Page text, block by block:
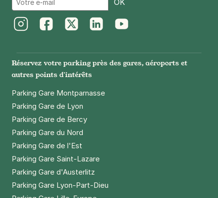
2,50 €/heure,21 €/jour,86 €/semaine
Réserver
Paris - Alésia - Jean Moulin
75014Paris
4,5
+ Abonnements disponibles
Montrouge - Porte d'Orléans - Ibis
Styles
OK
Réservez votre parking près des gares, aéroports et
autres points d'intérêts
Parking Gare Montparnasse
Parking Gare de Lyon
Parking Gare de Bercy
Parking Gare du Nord
Parking Gare de l'Est
Parking Gare Saint-Lazare
Parking Gare d'Austerlitz
Parking Gare Lyon-Part-Dieu